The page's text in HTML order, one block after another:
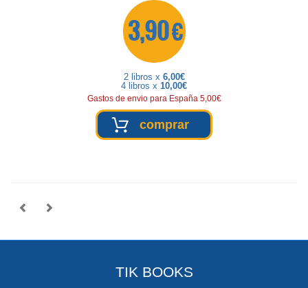
3,90 €
2 libros x 6,00€
4 libros x 10,00€
Gastos de envio para España 5,00€
comprar
TIK BOOKS